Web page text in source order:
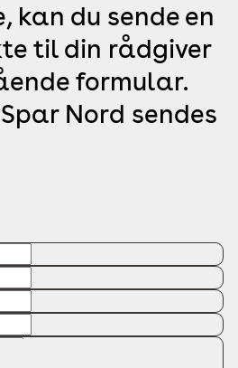
kan du sende en
til din rådgiver
formular.
Nord sendes